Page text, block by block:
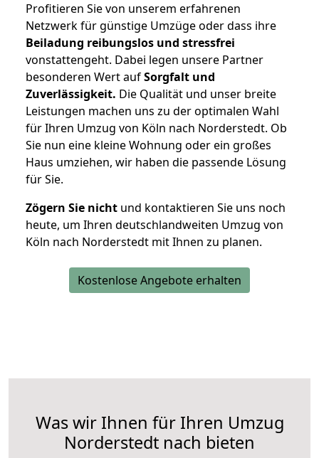
Profitieren Sie von unserem erfahrenen
Netzwerk für günstige Umzüge oder dass ihre
Beiladung reibungslos und stressfrei
vonstattengeht. Dabei legen unsere Partner
besonderen Wert aufSorgfalt und
Zuverlässigkeit. Die Qualität und unser breite
Leistungen machen uns zu der optimalen Wahl
für Ihren Umzug von Köln nach Norderstedt. Ob
Sie nun eine kleine Wohnung oder ein großes
Haus umziehen, wir haben die passende Lösung
für Sie.
Zögern Sie nicht und kontaktieren Sie uns noch
heute, um Ihren deutschlandweiten Umzug von
Köln nach Norderstedt mit Ihnen zu planen.
Kostenlose Angebote erhalten
Was wir Ihnen für Ihren Umzug
Norderstedt nach bieten